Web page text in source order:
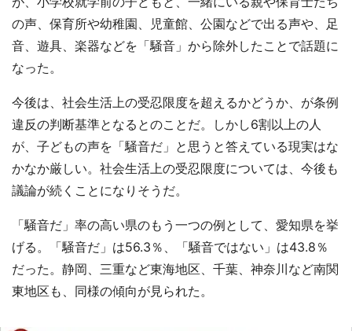
の声、保育所や幼稚園、児童館、公園などで出る声や、足
音、遊具、楽器などを「騒音」から除外したことで話題に
なった。
今後は、社会生活上の受忍限度を超えるかどうか、が条例
違反の判断基準となるとのことだ。しかし6割以上の人
が、子どもの声を「騒音だ」と思うと答えている現実はな
かなか厳しい。社会生活上の受忍限度については、今後も
議論が続くことになりそうだ。
「騒音だ」率の高い県のもう一つの例として、愛知県を挙
げる。「騒音だ」は56.3％、「騒音ではない」は43.8％
だった。静岡、三重など東海地区、千葉、神奈川など南関
東地区も、同様の傾向が見られた。